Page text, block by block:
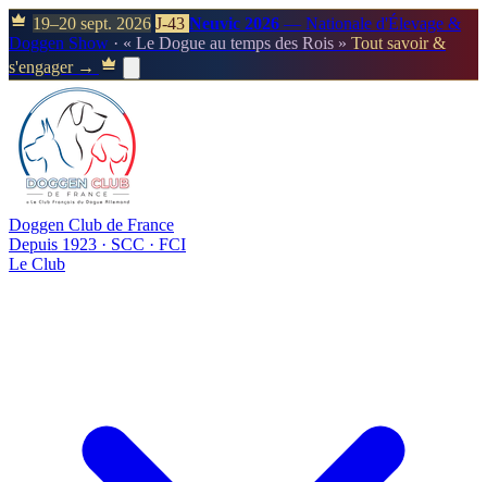
19–20 sept. 2026 J-43 Neuvic 2026 — Nationale d'Élevage &
Doggen Show · « Le Dogue au temps des Rois » Tout savoir &
s'engager →
Doggen Club de France
Depuis 1923 · SCC · FCI
Le Club